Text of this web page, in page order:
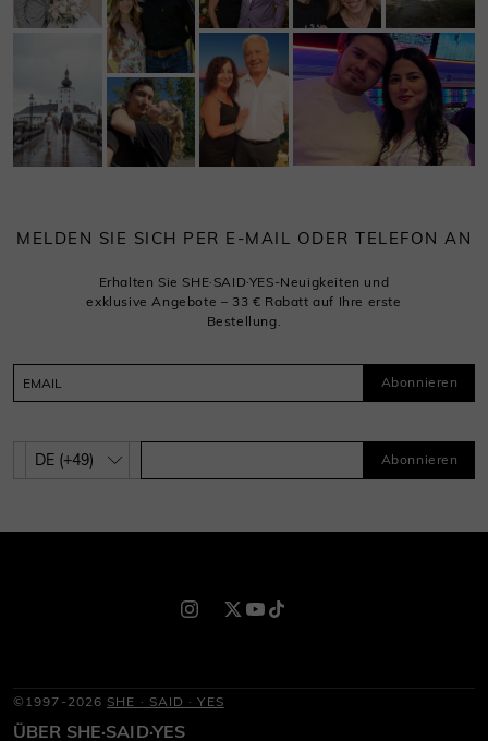
MELDEN SIE SICH PER E-MAIL ODER TELEFON AN
Erhalten Sie SHE·SAID·YES-Neuigkeiten und
exklusive Angebote – 33 € Rabatt auf Ihre erste
Bestellung.
Abonnieren
Abonnieren
©1997-2026 SHE · SAID · YES
ÜBER SHE·SAID·YES